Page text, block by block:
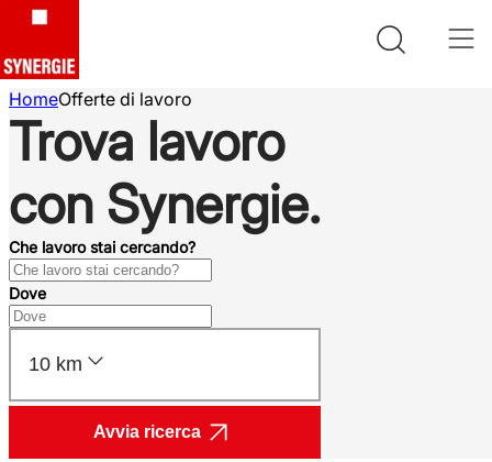
HomeOfferte di lavoro
Trova lavoro
con Synergie.
Che lavoro stai cercando?
Dove
10 km
Avvia ricerca